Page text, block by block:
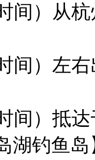
间）从
间）左
间）抵
湖钓鱼